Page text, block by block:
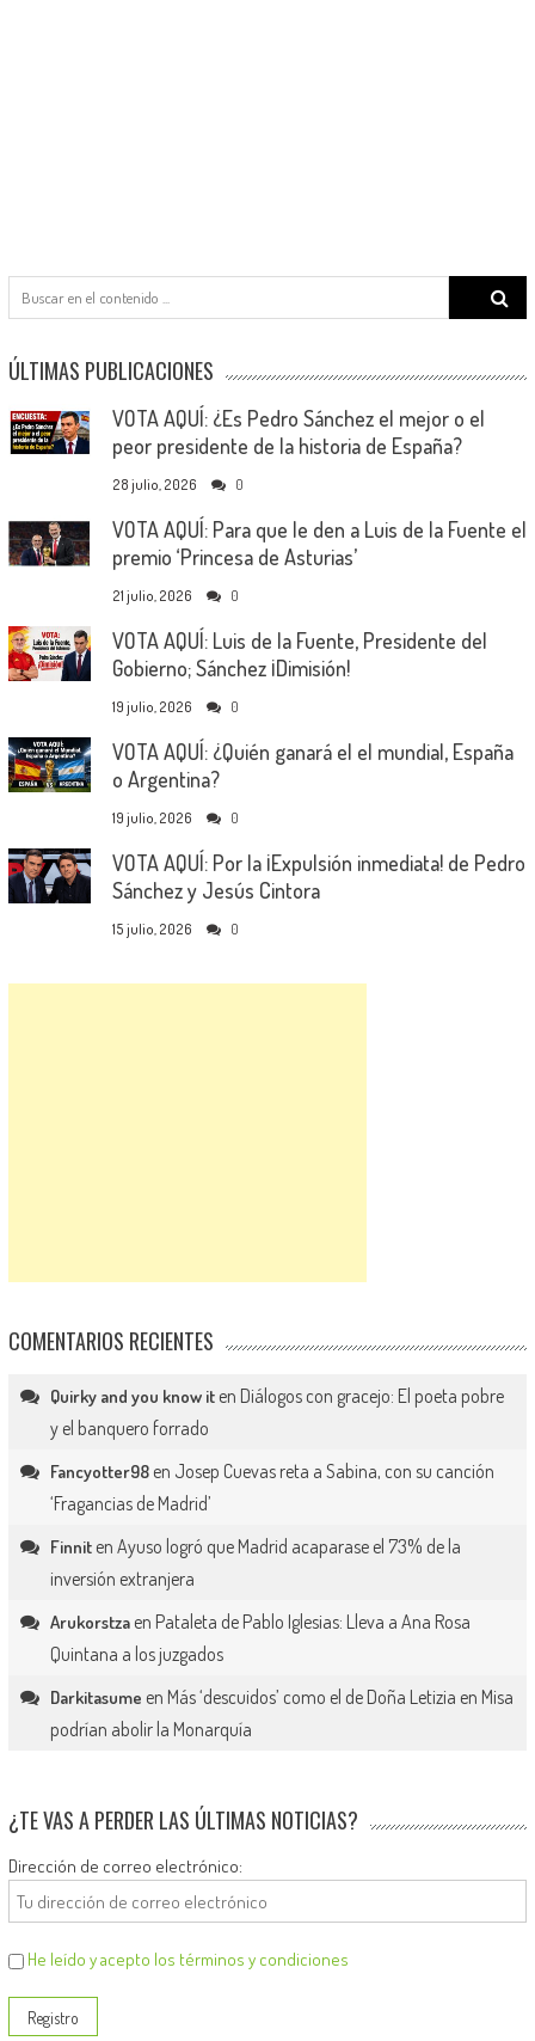
Search
for:
ÚLTIMAS PUBLICACIONES
VOTA AQUÍ: ¿Es Pedro Sánchez el mejor o el
peor presidente de la historia de España?
28 julio, 2026 0
VOTA AQUÍ: Para que le den a Luis de la Fuente el
premio ‘Princesa de Asturias’
21 julio, 2026 0
VOTA AQUÍ: Luis de la Fuente, Presidente del
Gobierno; Sánchez ¡Dimisión!
19 julio, 2026 0
VOTA AQUÍ: ¿Quién ganará el el mundial, España
o Argentina?
19 julio, 2026 0
VOTA AQUÍ: Por la ¡Expulsión inmediata! de Pedro
Sánchez y Jesús Cintora
15 julio, 2026 0
COMENTARIOS RECIENTES
Quirky and you know iten Diálogos con gracejo: El poeta pobre
y el banquero forrado
Fancyotter98en Josep Cuevas reta a Sabina, con su canción
‘Fragancias de Madrid’
Finniten Ayuso logró que Madrid acaparase el 73% de la
inversión extranjera
Arukorstzaen Pataleta de Pablo Iglesias: Lleva a Ana Rosa
Quintana a los juzgados
Darkitasume en Más ‘descuidos’ como el de Doña Letizia en Misa
podrían abolir la Monarquía
¿TE VAS A PERDER LAS ÚLTIMAS NOTICIAS?
Dirección de correo electrónico:
He leído y acepto los términos y condiciones